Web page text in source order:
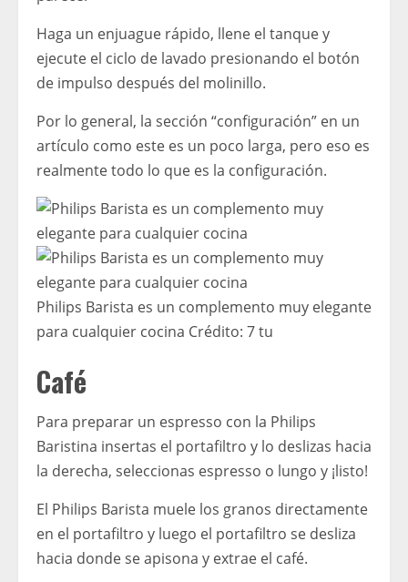
Haga un enjuague rápido, llene el tanque y
ejecute el ciclo de lavado presionando el botón
de impulso después del molinillo.
Por lo general, la sección “configuración” en un
artículo como este es un poco larga, pero eso es
realmente todo lo que es la configuración.
Philips Barista es un complemento muy elegante
para cualquier cocina Crédito: 7 tu
Café
Para preparar un espresso con la Philips
Baristina insertas el portafiltro y lo deslizas hacia
la derecha, seleccionas espresso o lungo y ¡listo!
El Philips Barista muele los granos directamente
en el portafiltro y luego el portafiltro se desliza
hacia donde se apisona y extrae el café.